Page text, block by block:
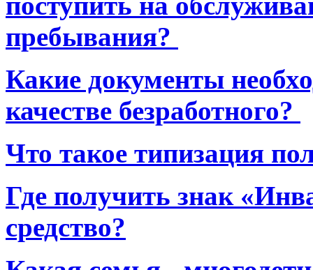
пребывания?
Какие документы
качестве безработного?
Что такое типизация
Где получить знак
средство?